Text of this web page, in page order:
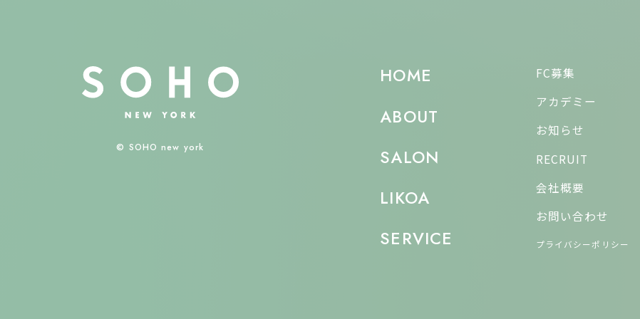
© SOHO new york
HOME
ABOUT
SALON
LIKOA
SERVICE
FC募集
アカデミー
お知らせ
RECRUIT
会社概要
お問い合わせ
プライバシーポリシー